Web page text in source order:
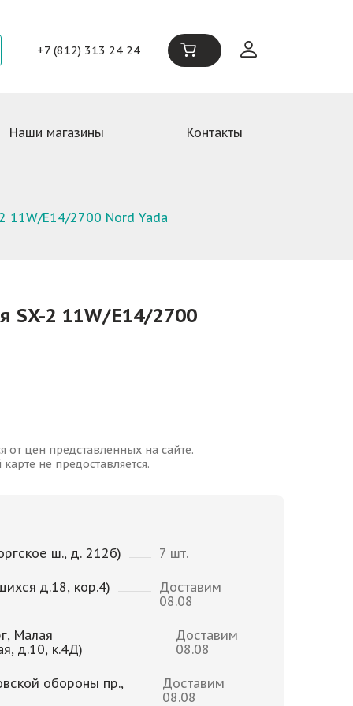
+7 (812) 313 24 24
Наши магазины Контакты
11W/E14/2700 Nord Yada
SX-2 11W/E14/2700
от цен представленных на сайте.
не предоставляется.
ш., д. 212б) 7 шт.
д.18, кор.4)
Доставим
08.08
Малая
д.10, к.4Д)
Доставим
08.08
обороны пр.,
Доставим
08.08